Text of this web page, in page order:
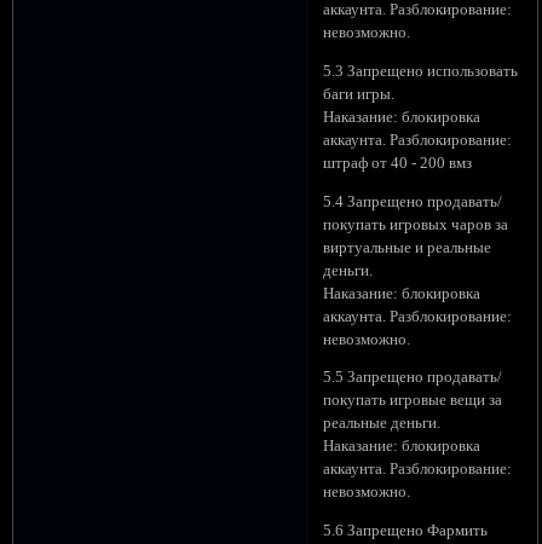
аккаунта. Разблокирование:
невозможно.
5.3 Запрещено использовать
баги игры.
Наказание: блокировка
аккаунта. Разблокирование:
штраф от 40 - 200 вмз
5.4 Запрещено продавать/
покупать игровых чаров за
виртуальные и реальные
деньги.
Наказание: блокировка
аккаунта. Разблокирование:
невозможно.
5.5 Запрещено продавать/
покупать игровые вещи за
реальные деньги.
Наказание: блокировка
аккаунта. Разблокирование:
невозможно.
5.6 Запрещено Фармить